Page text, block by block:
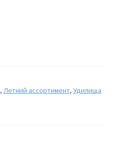
, Летний ассортимент, Удилища